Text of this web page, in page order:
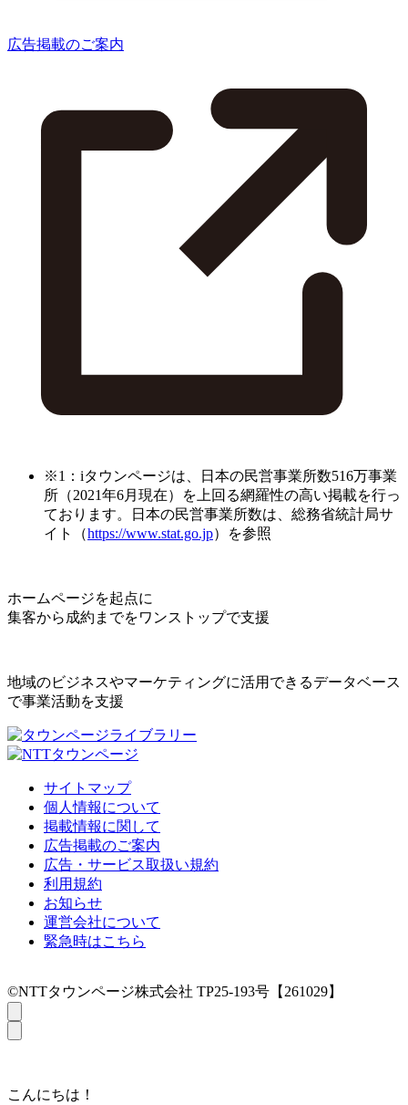
広告掲載のご案内
※1：iタウンページは、日本の民営事業所数516万事業
所（2021年6月現在）を上回る網羅性の高い掲載を行っ
ております。日本の民営事業所数は、総務省統計局サ
イト（https://www.stat.go.jp）を参照
ホームページを起点に
集客から成約までをワンストップで支援
地域のビジネスやマーケティングに活用できるデータベース
で事業活動を支援
サイトマップ
個人情報について
掲載情報に関して
広告掲載のご案内
広告・サービス取扱い規約
利用規約
お知らせ
運営会社について
緊急時はこちら
©NTTタウンページ株式会社 TP25-193号【261029】
こんにちは！